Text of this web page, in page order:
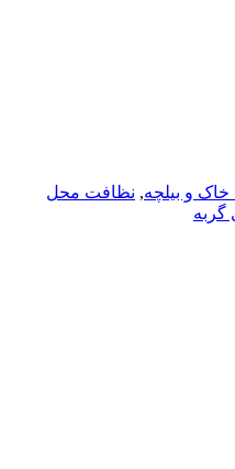
و بیلچه, نظافت محل
گربه